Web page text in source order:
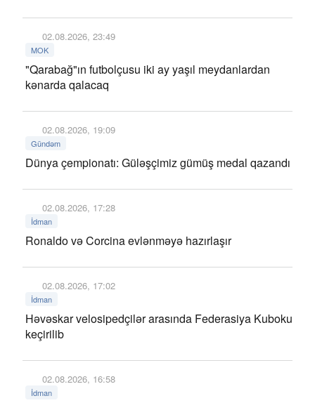
02.08.2026, 23:49
MOK
"Qarabağ"ın futbolçusu iki ay yaşıl meydanlardan
kənarda qalacaq
02.08.2026, 19:09
Gündəm
Dünya çempionatı: Güləşçimiz gümüş medal qazandı
02.08.2026, 17:28
İdman
Ronaldo və Corcina evlənməyə hazırlaşır
02.08.2026, 17:02
İdman
Həvəskar velosipedçilər arasında Federasiya Kuboku
keçirilib
02.08.2026, 16:58
İdman